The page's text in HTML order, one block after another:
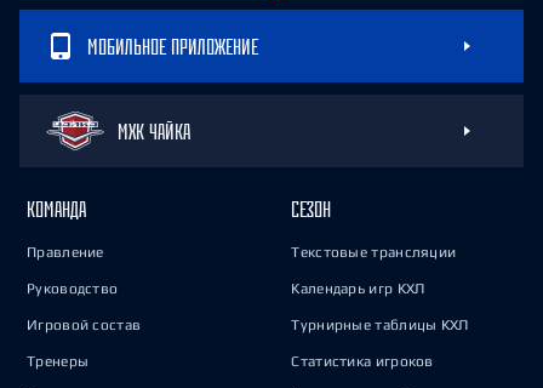
МОБИЛЬНОЕ ПРИЛОЖЕНИЕ
МХК ЧАЙКА
КОМАНДА
Правление
Руководство
Игровой состав
Тренеры
СЕЗОН
Текстовые трансляции
Календарь игр КХЛ
Турнирные таблицы КХЛ
Статистика игроков